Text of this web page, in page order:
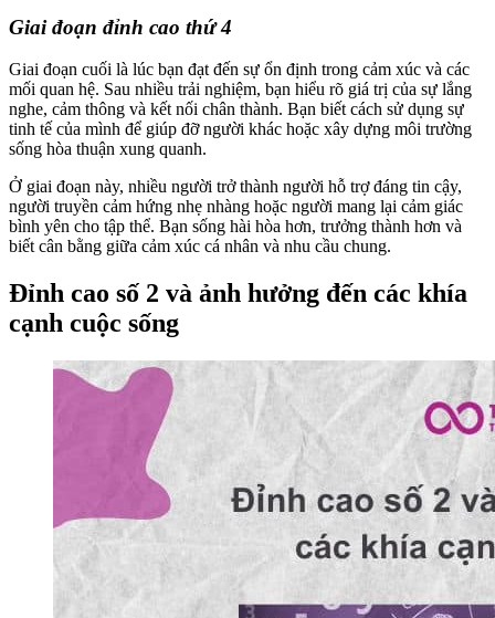
Giai đoạn đỉnh cao thứ 4
Giai đoạn cuối là lúc bạn đạt đến sự ổn định trong cảm xúc và các
mối quan hệ. Sau nhiều trải nghiệm, bạn hiểu rõ giá trị của sự lắng
nghe, cảm thông và kết nối chân thành. Bạn biết cách sử dụng sự
tinh tế của mình để giúp đỡ người khác hoặc xây dựng môi trường
sống hòa thuận xung quanh.
Ở giai đoạn này, nhiều người trở thành người hỗ trợ đáng tin cậy,
người truyền cảm hứng nhẹ nhàng hoặc người mang lại cảm giác
bình yên cho tập thể. Bạn sống hài hòa hơn, trưởng thành hơn và
biết cân bằng giữa cảm xúc cá nhân và nhu cầu chung.
Đỉnh cao số 2 và ảnh hưởng đến các khía
cạnh cuộc sống